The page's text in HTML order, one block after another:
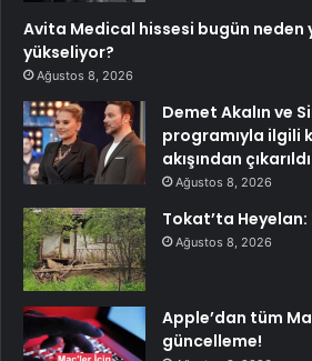
Avita Medical hissesi bugün neden
yükseliyor?
Ağustos 8, 2026
Demet Akalın ve
programıyla ilgili
akışından çıkarıldı
Ağustos 8, 2026
Tokat’ta Heyelan:
Ağustos 8, 2026
Apple’dan tüm
güncelleme!